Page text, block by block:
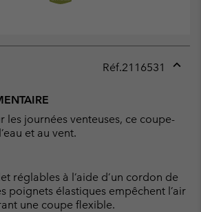
Réf.2116531
les journées venteuses, ce coupe-
et au vent.
réglables à l’aide d’un cordon de
poignets élastiques empêchent l’air
une coupe flexible.